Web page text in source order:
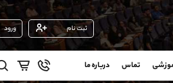
ثبت نام ورود
تماس درباره ما
(یوسف فرخنده)
09194198792